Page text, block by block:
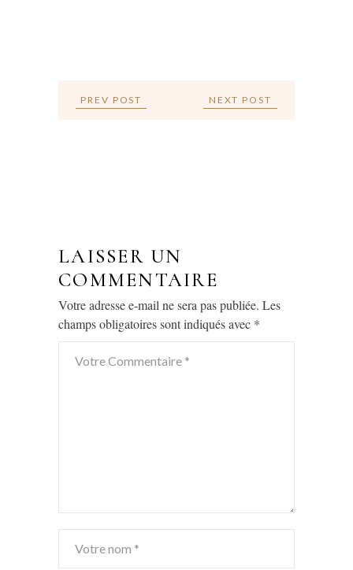
PREV POST NEXT POST
LAISSER UN
COMMENTAIRE
Votre adresse e-mail ne sera pas publiée. Les
champs obligatoires sont indiqués avec *